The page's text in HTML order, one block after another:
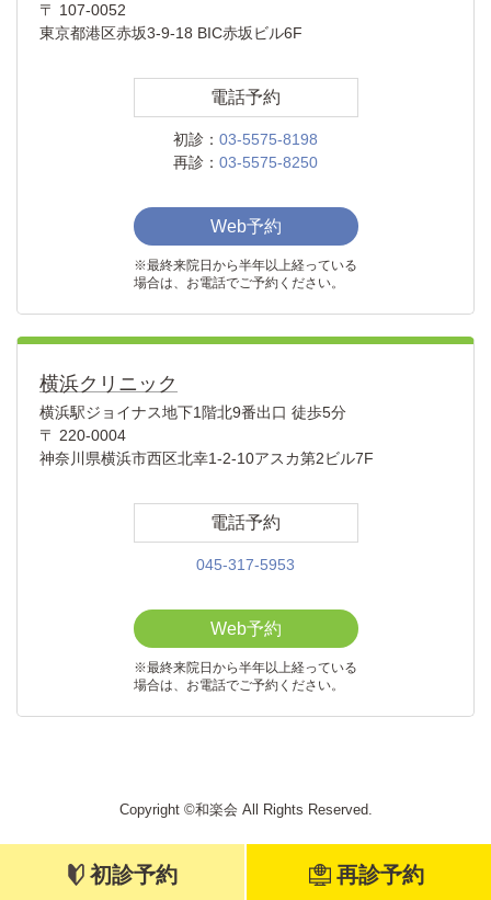
〒 107-0052
東京都港区赤坂3-9-18 BIC赤坂ビル6F
電話予約
初診： 03-5575-8198
再診： 03-5575-8250
Web予約
※最終来院日から半年以上経っている
場合は、お電話でご予約ください。
横浜クリニック
横浜駅ジョイナス地下1階北9番出口 徒歩5分
〒 220-0004
神奈川県横浜市西区北幸1-2-10アスカ第2ビル7F
電話予約
045-317-5953
Web予約
※最終来院日から半年以上経っている
場合は、お電話でご予約ください。
Copyright ©和楽会 All Rights Reserved.
初診予約 再診予約